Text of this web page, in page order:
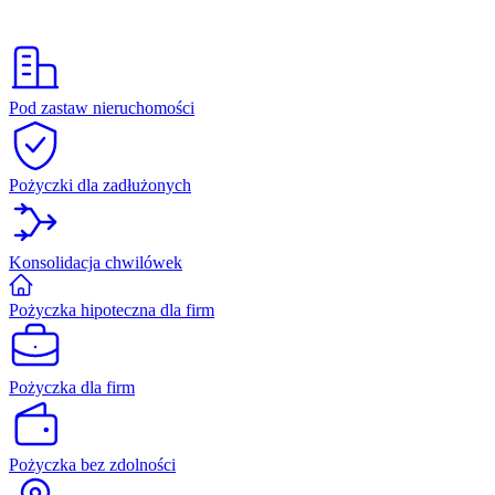
Pod zastaw nieruchomości
Pożyczki dla zadłużonych
Konsolidacja chwilówek
Pożyczka hipoteczna dla firm
Pożyczka dla firm
Pożyczka bez zdolności